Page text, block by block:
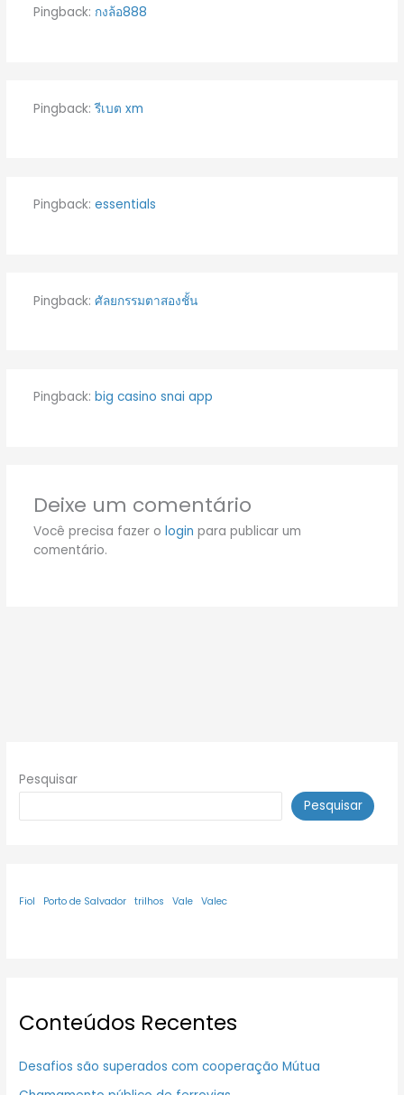
Pingback: กงล้อ888
Pingback:รีเบต xm
Pingback: essentials
Pingback: ศัลยกรรมตาสองชั้น
Pingback: big casino snai app
Deixe um comentário
Você precisa fazer o login para publicar um
comentário.
Pesquisar
Pesquisar
Fiol Porto de Salvador trilhos Vale Valec
Conteúdos Recentes
Desafios são superados com cooperação Mútua